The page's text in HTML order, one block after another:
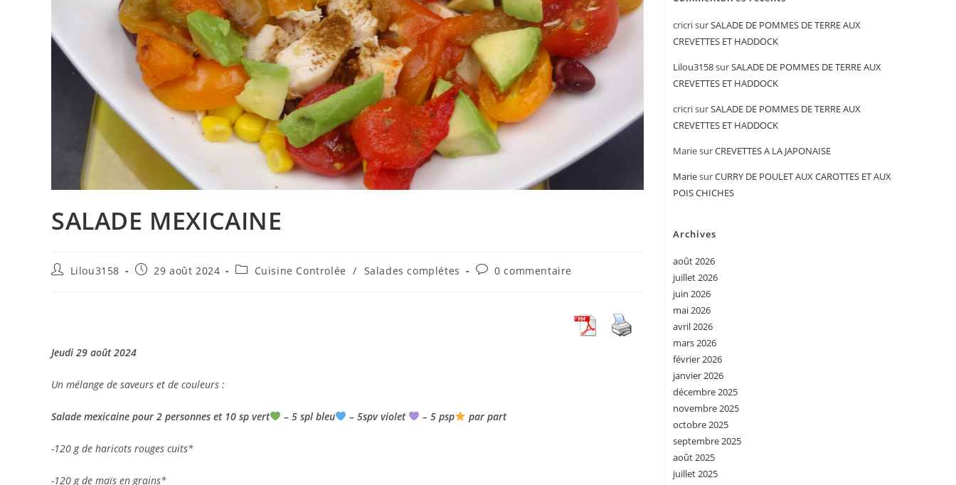
SALADE MEXICAINE
Auteur/autrice
Lilou3158
Publication
29 août 2024
PostCuisine Controlée / Salades complétes
Commentaires
0 commentaire
Jeudi 29 août 2024
Un mélange de saveurs et de couleurs :
Salade mexicaine pour 2 personnes et 10 sp vert – 5 spl bleu – 5spv violet – 5 psp par part
-120 g de haricots rouges cuits*
-120 g de maïs en grains*
cricrisurSALADE DE POMMES DE TERRE AUX
CREVETTES ET HADDOCK
Lilou3158surSALADE DE POMMES DE TERRE AUX
CREVETTES ET HADDOCK
cricrisurSALADE DE POMMES DE TERRE AUX
CREVETTES ET HADDOCK
MariesurCREVETTES A LA JAPONAISE
MariesurCURRY DE POULET AUX CAROTTES ET AUX
POIS CHICHES
Archives
août 2026
juillet 2026
juin 2026
mai 2026
avril 2026
mars 2026
février 2026
janvier 2026
décembre 2025
novembre 2025
octobre 2025
septembre 2025
août 2025
juillet 2025